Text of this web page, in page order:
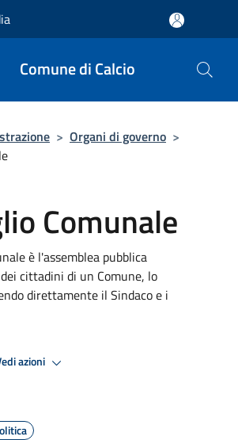
Comune di Calcio
> Organi di governo >
Comunale
è l'assemblea pubblica
cittadini di un Comune, lo
direttamente il Sindaco e i
azioni